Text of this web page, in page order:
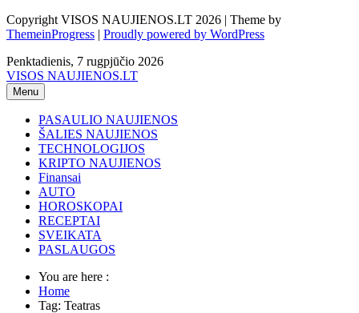
Copyright VISOS NAUJIENOS.LT 2026 | Theme by
ThemeinProgress | Proudly powered by WordPress
Penktadienis, 7 rugpjūčio 2026
VISOS NAUJIENOS.LT
Menu
PASAULIO NAUJIENOS
ŠALIES NAUJIENOS
TECHNOLOGIJOS
KRIPTO NAUJIENOS
Finansai
AUTO
HOROSKOPAI
RECEPTAI
SVEIKATA
PASLAUGOS
You are here :
Home
Tag: Teatras